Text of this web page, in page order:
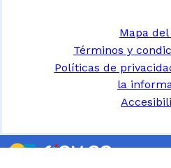
Mapa
Términos y
Políticas de
la